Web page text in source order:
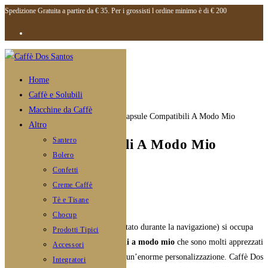
Salta
contenuto
Spedizione Gratuita a partire da € 35. Per i grossisti l ordine minimo è di € 200
Home
Caffè e Solubili
Macchine da Caffè
Altro
Santero
Bolero
Confetti
Creme Caffè
Tè e Tisane
Chocup
Prodotti Tipici
Accessori
Integratori
Capsule Compatibili A Modo Mio
Autore
dell'articolo:
admin
Articolo
Novembre 8, 2020
dell'articolo:
Commenti
dell'articolo:
0 commenti
Caffe Dos Santos(come avrete notato durante la navigazione) si occupa
della vendita dicapsule compatibili a modo mio che sono molti apprezzati
dai consumatori perchè permettono un’enorme personalizzazione. Caffè Dos